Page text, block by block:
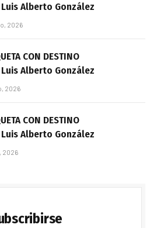
Alberto González
2026
CON DESTINO
Alberto González
2026
CON DESTINO
Alberto González
2026